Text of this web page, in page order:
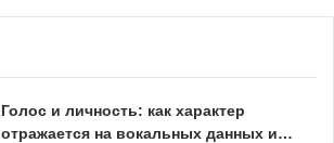
Голос и личность: как характер
отражается на вокальных данных и…